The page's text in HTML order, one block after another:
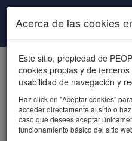
Pasar al contenido principal
Acerca de las cookies
Este sitio, propiedad de
cookies propias y de
usabilidad de navegación y
Haz click en "Aceptar cookies"
acceder directamente al sitio o
caso que desees aceptar
funcionamiento básico del sitio